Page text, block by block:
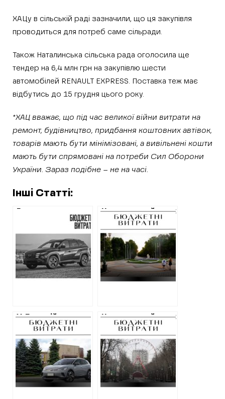
ХАЦу в сільській раді зазначили, що ця закупівля
проводиться для потреб саме сільради.
Також Наталинська сільська рада оголосила ще
тендер на 6,4 млн грн на закупівлю шести
автомобілей RENAULT EXPRESS. Поставка теж має
відбутись до 15 грудня цього року.
*ХАЦ вважає, що під час великої війни витрати на
ремонт, будівництво, придбання коштовних автівок,
товарів мають бути мінімізовані, а вивільнені кошти
мають бути спрямовані на потреби Сил Оборони
України. Зараз подібне – не на часі.
Інші Статті:
Громада на
Харківщині купує
позашляховик за
1,3 мільйона: не
для війська
Центральний парк
Харкова
витратить 400
000 гривень на
унітази та
комплектуючі
для туалетів
У Лозовій
купують
електромобіль за
1,5 мільйона
гривень
Центральний парк
планує витратити
на два вагончики
900 000 гривень